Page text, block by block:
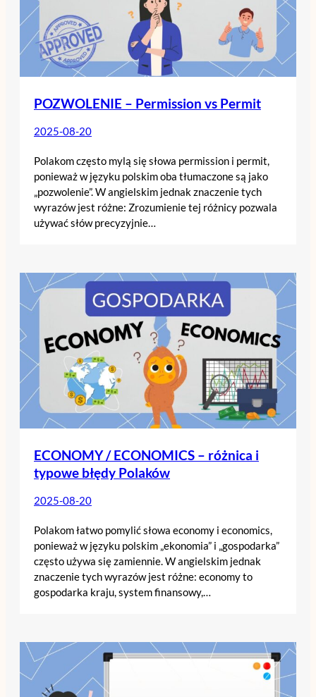
POZWOLENIE – Permission vs Permit
2025-08-20
Polakom często mylą się słowa permission i permit,
ponieważ w języku polskim oba tłumaczone są jako
„pozwolenie”. W angielskim jednak znaczenie tych
wyrazów jest różne: Zrozumienie tej różnicy pozwala
używać słów precyzyjnie…
ECONOMY / ECONOMICS – różnica i
typowe błędy Polaków
2025-08-20
Polakom łatwo pomylić słowa economy i economics,
ponieważ w języku polskim „ekonomia” i „gospodarka”
często używa się zamiennie. W angielskim jednak
znaczenie tych wyrazów jest różne: economy to
gospodarka kraju, system finansowy,…